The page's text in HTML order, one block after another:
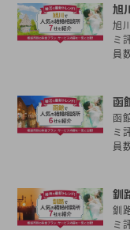
旭
旭
ミ
員
た
で
函
函
ミ
員
た
で
釧
釧
ミ